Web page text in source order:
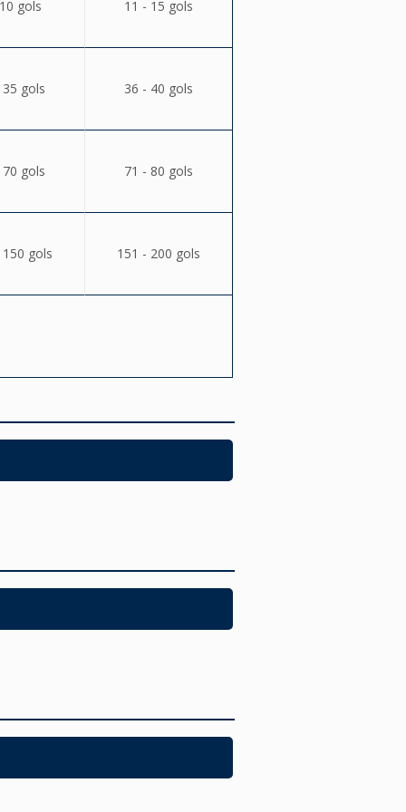
gols 11 - 15 gols
gols 36 - 40 gols
gols 71 - 80 gols
gols 151 - 200 gols